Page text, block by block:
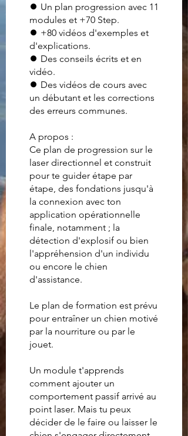
⏺ Un plan progression avec 11
modules et +70 Step.
⏺ +80 vidéos d'exemples et
d'explications.
⏺ Des conseils écrits et en
vidéo.
⏺ Des vidéos de cours avec
un débutant et les corrections
des erreurs communes.
A propos :
Ce plan de progression sur le
laser directionnel et construit
pour te guider étape par
étape, des fondations jusqu'à
la connexion avec ton
application opérationnelle
finale, notamment ; la
détection d'explosif ou bien
l'appréhension d'un individu
ou encore le chien
d'assistance.
Le plan de formation est prévu
pour entraîner un chien motivé
par la nourriture ou par le
jouet.
Un module t'apprends
comment ajouter un
comportement passif arrivé au
point laser. Mais tu peux
décider de le faire ou laisser le